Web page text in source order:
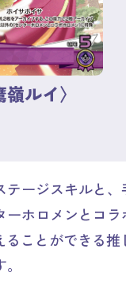
嶺ルイ〉
ージスキルと
ーホロメンとコ
ることができる